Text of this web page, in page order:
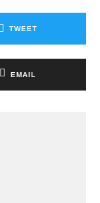
TWEET
EMAIL